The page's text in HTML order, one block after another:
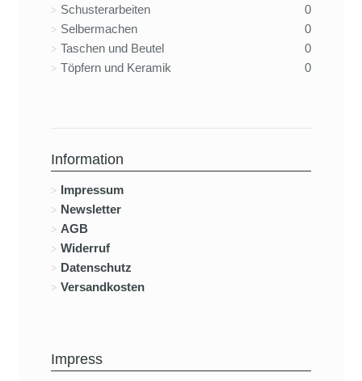
Schusterarbeiten
0
Selbermachen
0
Taschen und Beutel
0
Töpfern und Keramik
0
Information
Impressum
Newsletter
AGB
Widerruf
Datenschutz
Versandkosten
Impress